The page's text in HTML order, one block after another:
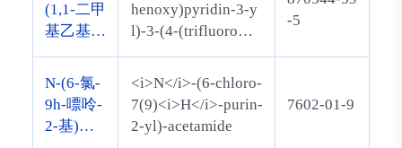
氧基-n-
[4-(1-甲
苯基]-1-
萘羧酰胺
盐酸盐
(1,1-二甲
基乙基)
3-吡啶
基]-N'-[4
-(三氟甲
氧基)苯
henoxy)pyridin-3-y
l)-3-(4-(trifluoromet
-5
N-(6-氯-
9h-嘌呤-
2-基)乙
<i>N</i>-(6-chloro-
7(9)<i>H</i>-purin-
2-yl)-acetamide
7602-01-9